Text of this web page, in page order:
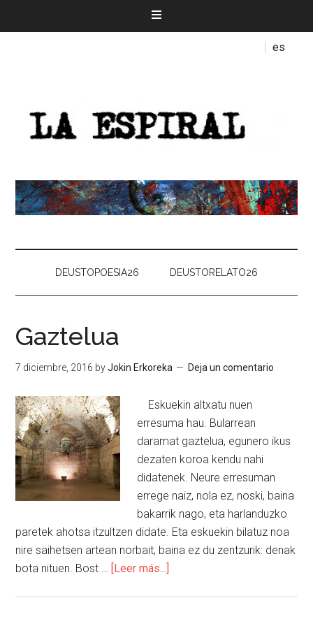
es
DEUSTOPOESIA26 DEUSTORELATO26
Gaztelua
7 diciembre, 2016 byJokin Erkoreka Deja un comentario
Eskuekin altxatu nuen
erresuma hau. Bularrean
daramat gaztelua, egunero ikus
dezaten koroa kendu nahi
didatenek. Neure erresuman
errege naiz, nola ez, noski, baina
bakarrik nago, eta harlanduzko
paretek ahotsa itzultzen didate. Eta eskuekin bilatuz noa
nire saihetsen artean norbait, baina ez du zentzurik: denak
bota nituen. Bost … [Leer más...]